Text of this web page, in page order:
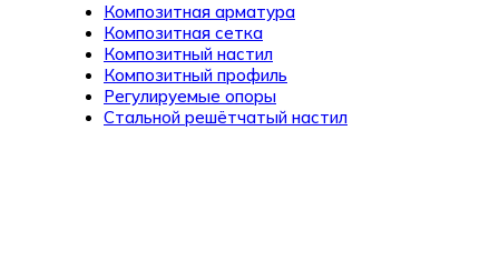
Композитная арматура
Композитная сетка
Композитный настил
Композитный профиль
Регулируемые опоры
Стальной решётчатый настил